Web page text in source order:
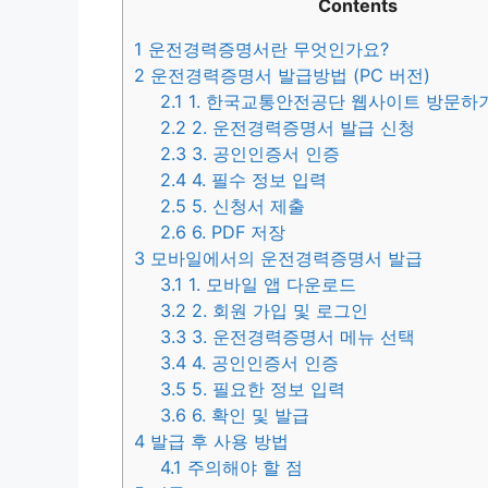
Contents
1 운전경력증명서란 무엇인가요?
2 운전경력증명서 발급방법 (PC 버전)
2.1 1. 한국교통안전공단 웹사이트 방문하
2.2 2. 운전경력증명서 발급 신청
2.3 3. 공인인증서 인증
2.4 4. 필수 정보 입력
2.5 5. 신청서 제출
2.6 6. PDF 저장
3 모바일에서의 운전경력증명서 발급
3.1 1. 모바일 앱 다운로드
3.2 2. 회원 가입 및 로그인
3.3 3. 운전경력증명서 메뉴 선택
3.4 4. 공인인증서 인증
3.5 5. 필요한 정보 입력
3.6 6. 확인 및 발급
4 발급 후 사용 방법
4.1 주의해야 할 점